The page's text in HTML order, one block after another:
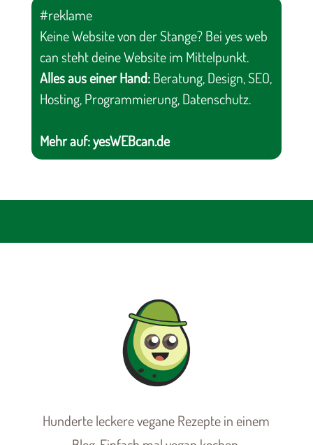
#reklame
Keine Website von der Stange? Bei yes web
can steht deine Website im Mittelpunkt.
Alles aus einer Hand:Beratung, Design, SEO,
Hosting, Programmierung, Datenschutz.
Mehr auf:yesWEBcan.de
Hunderte leckere vegane Rezepte in einem